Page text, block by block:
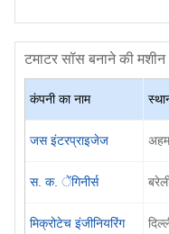
टमाटर सॉस बनाने की मशीन
कंपनी का नाम
जस इंटरप्राइजेज
स. क. ेंगिनीर्स
मिक्रोटेच इंजीनियरिंग